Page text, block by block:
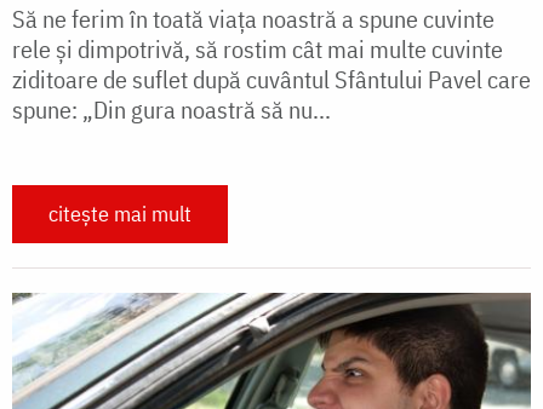
Să ne ferim în toată viaţa noastră a spune cuvinte
rele şi dimpotrivă, să rostim cât mai multe cuvinte
ziditoare de suflet după cuvântul Sfântului Pavel care
spune: „Din gura noastră să nu...
citește mai mult